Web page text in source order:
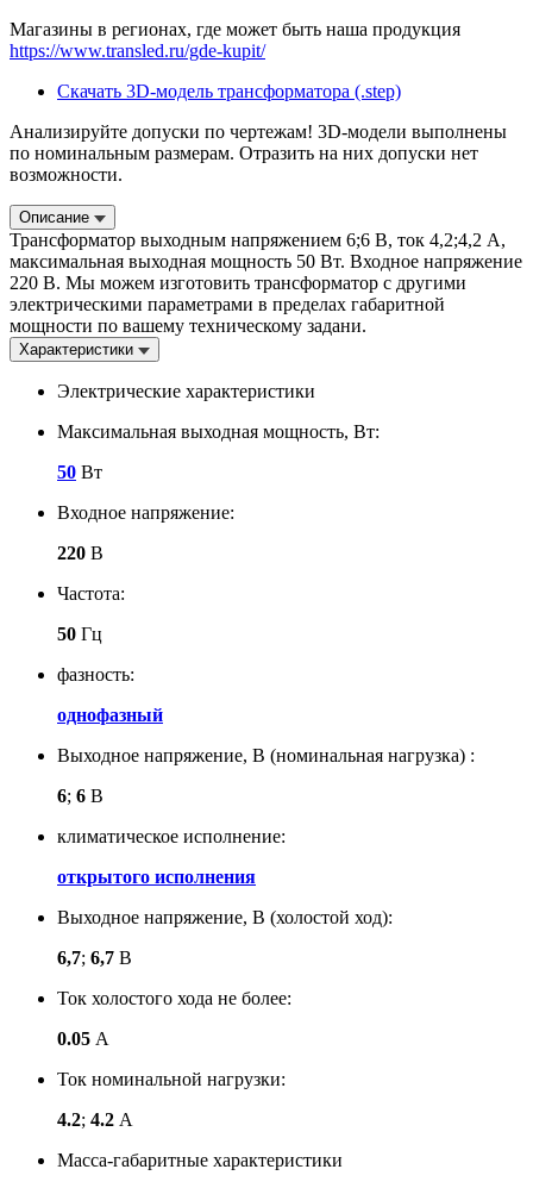
Магазины в регионах, где может быть наша продукция
https://www.transled.ru/gde-kupit/
Скачать 3D-модель трансформатора (.step)
Анализируйте допуски по чертежам! 3D-модели выполнены
по номинальным размерам. Отразить на них допуски нет
возможности.
Описание
Трансформатор выходным напряжением 6;6 В, ток 4,2;4,2 А,
максимальная выходная мощность 50 Вт. Входное напряжение
220 В. Мы можем изготовить трансформатор с другими
электрическими параметрами в пределах габаритной
мощности по вашему техническому задани.
Характеристики
Электрические характеристики
Максимальная выходная мощность, Вт:
50 Вт
Входное напряжение:
220 В
Частота:
50 Гц
фазность:
однофазный
Выходное напряжение, В (номинальная нагрузка) :
6; 6 В
климатическое исполнение:
открытого исполнения
Выходное напряжение, В (холостой ход):
6,7; 6,7 В
Ток холостого хода не более:
0.05 А
Ток номинальной нагрузки:
4.2; 4.2 А
Масса-габаритные характеристики